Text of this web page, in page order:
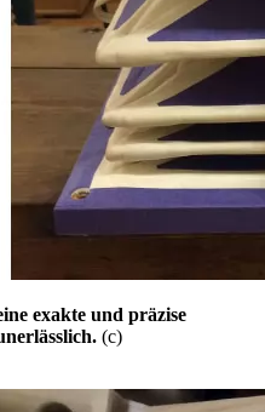
exakte und präzise
(c)